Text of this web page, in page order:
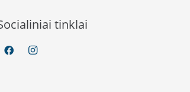
tinklai